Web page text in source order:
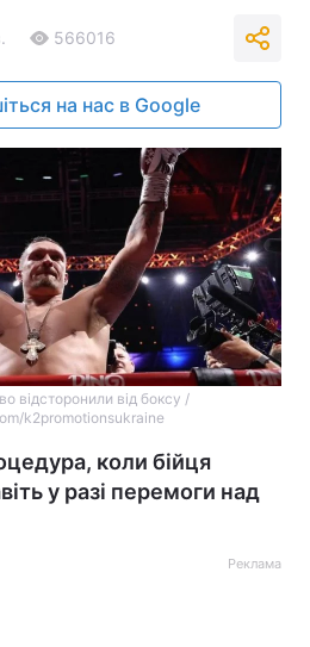
566016
на нас в Google
відсторонили від боксу /
k2promotionsukraine
коли бійця
у разі перемоги над
Реклама